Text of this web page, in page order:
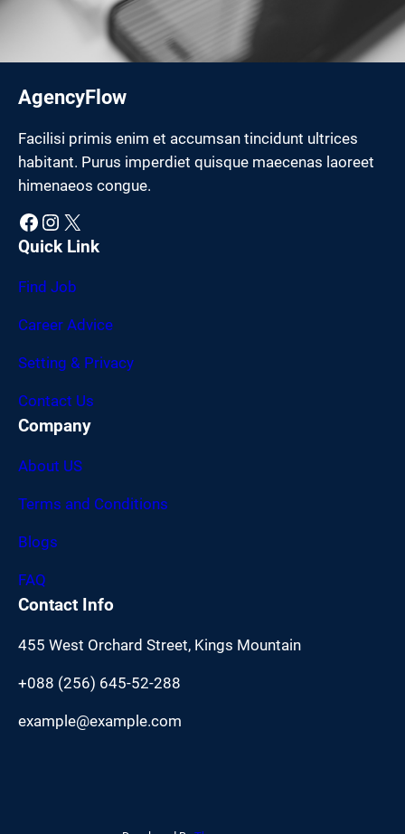
AgencyFlow
Facilisi primis enim et accumsan tincidunt ultrices
habitant. Purus imperdiet quisque maecenas laoreet
himenaeos congue.
Facebook Instagram X
Quick Link
Find Job
Career Advice
Setting & Privacy
Contact Us
Company
About US
Terms and Conditions
Blogs
FAQ
Contact Info
455 West Orchard Street, Kings Mountain
+088 (256) 645-52-288
example@example.com